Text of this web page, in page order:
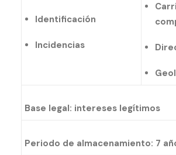
Identificación
Incidencias
Base legal: intereses legítimos
Periodo de almacenamiento: 7